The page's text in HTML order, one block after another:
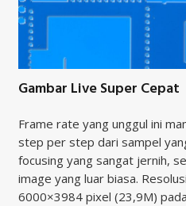
Gambar Live Super Cepat
Frame rate yang unggul ini
step per step dari sampel
focusing yang sangat jernih,
image yang luar biasa.
6000×3984 pixel (23,9M)